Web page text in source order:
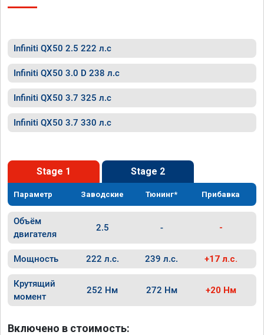
Infiniti QX50 2.5 222 л.с
Infiniti QX50 3.0 D 238 л.с
Infiniti QX50 3.7 325 л.с
Infiniti QX50 3.7 330 л.с
Stage 1 Stage 2
Параметр Заводские Тюнинг* Прибавка
Объём
двигателя
2.5 - -
Мощность 222 л.с. 239 л.с. +17 л.с.
Крутящий
момент
252 Нм 272 Нм +20 Нм
Включено в стоимость: